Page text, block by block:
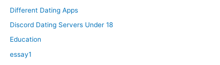
Different Dating Apps
Discord Dating Servers Under 18
Education
essay1